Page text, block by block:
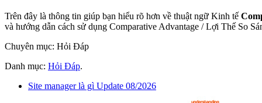
Trên đây là thông tin giúp bạn hiểu rõ hơn về thuật ngữ Kinh tế
và hướng dẫn cách sử dụng Comparative Advantage / Lợi Thế So
Chuyên mục: Hỏi Đáp
Danh mục: Hỏi Đáp.
Site manager là gì Update 08/2026